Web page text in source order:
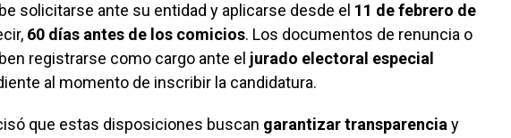
solicitarse ante su entidad y aplicarse desde el 11 de febrero de
60 días antes de los comicios. Los documentos de renuncia o
registrarse como cargo ante el jurado electoral especial
al momento de inscribir la candidatura.
que estas disposiciones buscan garantizar transparencia y